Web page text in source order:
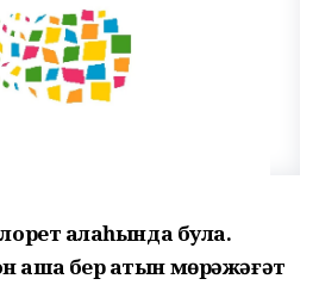
ҡалаһында була.
аша бер ҡатын мөрәжәғәт